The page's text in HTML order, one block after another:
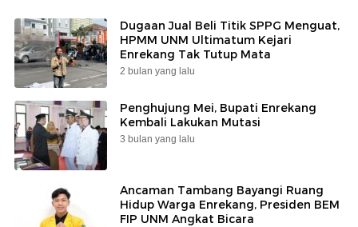
Dugaan Jual Beli Titik SPPG Menguat,
HPMM UNM Ultimatum Kejari
Enrekang Tak Tutup Mata
2 bulan yang lalu
Penghujung Mei, Bupati Enrekang
Kembali Lakukan Mutasi
3 bulan yang lalu
Ancaman Tambang Bayangi Ruang
Hidup Warga Enrekang, Presiden BEM
FIP UNM Angkat Bicara